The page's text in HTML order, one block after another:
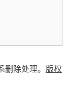
除处理。 版权